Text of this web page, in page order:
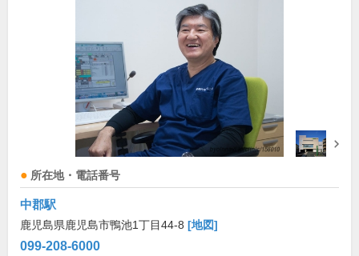
所在地・電話番号
中郡駅
鹿児島県鹿児島市鴨池1丁目44-8 [地図]
099-208-6000